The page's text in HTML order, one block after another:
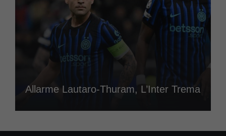
Allarme Lautaro-Thuram, L’Inter Trema